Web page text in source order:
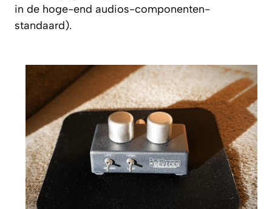
in de hoge-end audios-componenten-
standaard).